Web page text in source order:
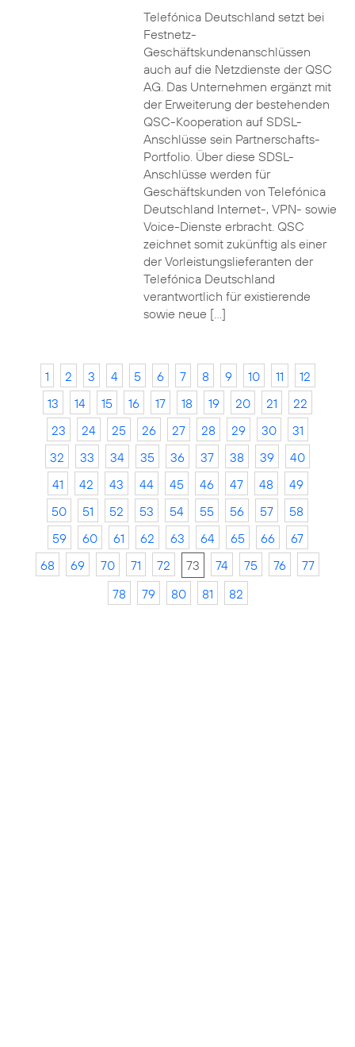
Telefónica Deutschland setzt bei
Festnetz-
Geschäftskundenanschlüssen
auch auf die Netzdienste der QSC
AG. Das Unternehmen ergänzt mit
der Erweiterung der bestehenden
QSC-Kooperation auf SDSL-
Anschlüsse sein Partnerschafts-
Portfolio. Über diese SDSL-
Anschlüsse werden für
Geschäftskunden von Telefónica
Deutschland Internet-, VPN- sowie
Voice-Dienste erbracht. QSC
zeichnet somit zukünftig als einer
der Vorleistungslieferanten der
Telefónica Deutschland
verantwortlich für existierende
sowie neue […]
1 2 3 4 5 6 7 8 9 10 11
12
13
14 15 16 17 18 19 20 21
22
23
24 25 26 27 28 29 30
31
32
33 34 35 36 37 38 39
40
41
42 43 44 45 46 47 48
49
50
51 52 53 54 55 56 57
58
59
60 61 62 63 64 65 66
67
68
69 70 71 72 73 74 75 76
77
78
79 80 81 82